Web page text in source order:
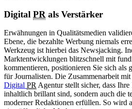
Digital PR als Verstärker
Erwähnungen in Qualitätsmedien
Ebene, die bezahlte Werbung niemals
Werkzeug ist hierbei das Newsjacking.
Marktentwicklungen blitzschnell mit
kommentieren, positionieren Sie sich als
für Journalisten. Die Zusammenarbeit
Digital PRAgentur stellt sicher, dass
inhaltlich brillant sind, sondern auch die
moderner Redaktionen erfüllen. So wird